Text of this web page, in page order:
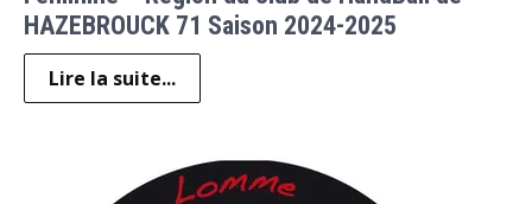
HAZEBROUCK 71 Saison 2024-2025
Lire la suite...